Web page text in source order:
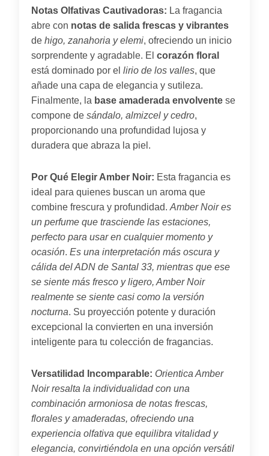
Notas Olfativas Cautivadoras: La fragancia
abre con notas de salida frescas y vibrantes
de higo, zanahoria y elemi, ofreciendo un inicio
sorprendente y agradable. El corazón floral
está dominado por el lirio de los valles, que
añade una capa de elegancia y sutileza.
Finalmente, la base amaderada envolvente se
compone de sándalo, almizcel y cedro,
proporcionando una profundidad lujosa y
duradera que abraza la piel.
Por Qué Elegir Amber Noir: Esta fragancia es
ideal para quienes buscan un aroma que
combine frescura y profundidad. Amber Noir es
un perfume que trasciende las estaciones,
perfecto para usar en cualquier momento y
ocasión. Es una interpretación más oscura y
cálida del ADN de Santal 33, mientras que ese
se siente más fresco y ligero, Amber Noir
realmente se siente casi como la versión
nocturna. Su proyección potente y duración
excepcional la convierten en una inversión
inteligente para tu colección de fragancias.
Versatilidad Incomparable: Orientica Amber
Noir resalta la individualidad con una
combinación armoniosa de notas frescas,
florales y amaderadas, ofreciendo una
experiencia olfativa que equilibra vitalidad y
elegancia, convirtiéndola en una opción versátil